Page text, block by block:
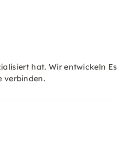
hat. Wir entwickeln
verbinden.